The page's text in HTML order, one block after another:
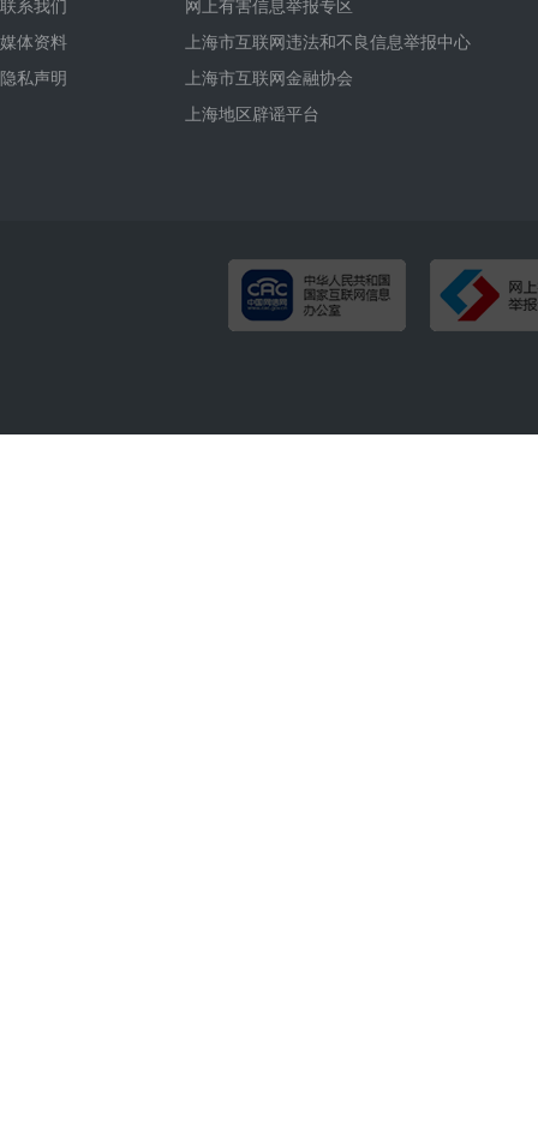
联系我们
媒体资料
隐私声明
网上有害信息举报专区
上海市互联网违法和不良信息举报中心
上海市互联网金融协会
上海地区辟谣平台